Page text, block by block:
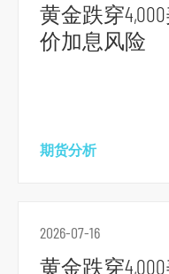
黄金跌穿
价加息风险
期货分析
2026-07-16
黄金跌穿